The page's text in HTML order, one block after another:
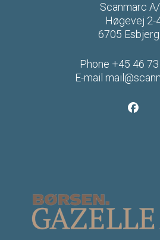
Scanmarc
Høgevej 2-
6705
Phone +45 46
E-mail